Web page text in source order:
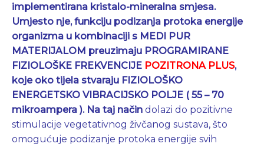
implementirana kristalo-mineralna smjesa.
Umjesto nje, funkciju podizanja protoka energije
organizma u kombinaciji s MEDI PUR
MATERIJALOM preuzimaju PROGRAMIRANE
FIZIOLOŠKE FREKVENCIJE POZITRONA PLUS,
koje oko tijela stvaraju FIZIOLOŠKO
ENERGETSKO VIBRACIJSKO POLJE ( 55 – 70
mikroampera ). Na taj način dolazi do pozitivne
stimulacije vegetativnog živčanog sustava, što
omogućuje podizanje protoka energije svih